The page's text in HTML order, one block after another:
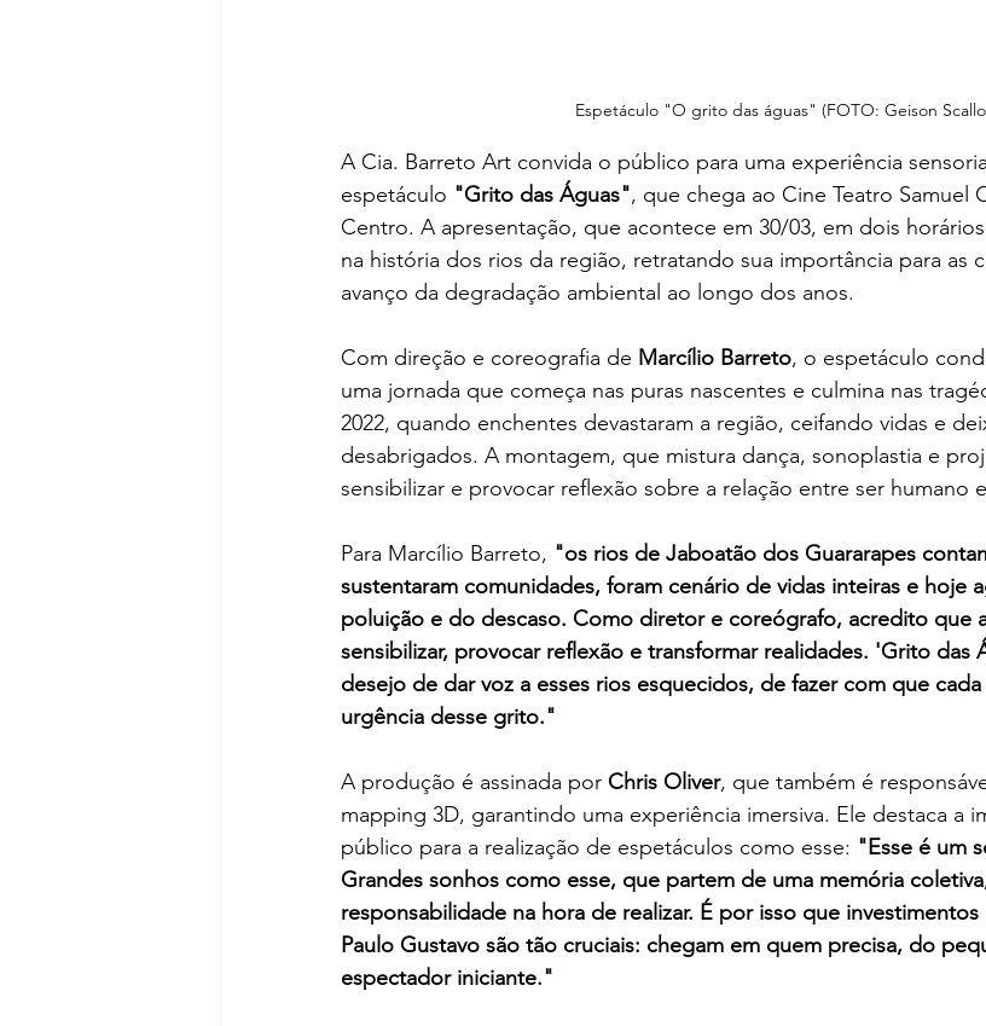
Espetáculo "O grito das águas" (FOTO: Geison
A Cia. Barreto Art convida o público para uma experiência
espetáculo "Grito das Águas", que chega ao Cine Teatro Samuel
Centro. A apresentação, que acontece em 30/03, em dois
na história dos rios da região, retratando sua importância para as
avanço da degradação ambiental ao longo dos anos.
Com direção e coreografia de Marcílio Barreto, o espetáculo
uma jornada que começa nas puras nascentes e culmina nas
2022, quando enchentes devastaram a região, ceifando vidas e
desabrigados. A montagem, que mistura dança, sonoplastia e
sensibilizar e provocar reflexão sobre a relação entre ser humano
Para Marcílio Barreto, "os rios de Jaboatão dos Guararapes
sustentaram comunidades, foram cenário de vidas inteiras e hoje
poluição e do descaso. Como diretor e coreógrafo, acredito que
sensibilizar, provocar reflexão e transformar realidades. 'Grito das
desejo de dar voz a esses rios esquecidos, de fazer com que
urgência desse grito."
A produção é assinada por Chris Oliver, que também é
mapping 3D, garantindo uma experiência imersiva. Ele destaca a
público para a realização de espetáculos como esse: "Esse é um
Grandes sonhos como esse, que partem de uma memória
responsabilidade na hora de realizar. É por isso que
Paulo Gustavo são tão cruciais: chegam em quem precisa, do
espectador iniciante."